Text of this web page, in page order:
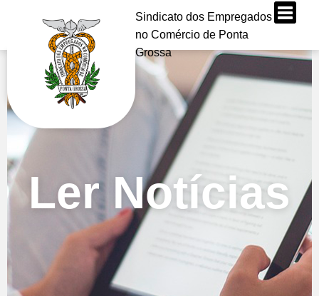
Sindicato dos Empregados
no Comércio de Ponta
Grossa
Ler Notícias